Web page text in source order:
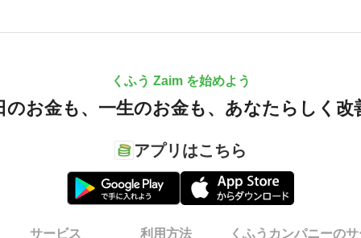
くふう Zaim を始めよう
のお金も、 一生のお金も、 あなたらしく改
アプリはこちら
サービス 利用方法 くふうカンパニーの